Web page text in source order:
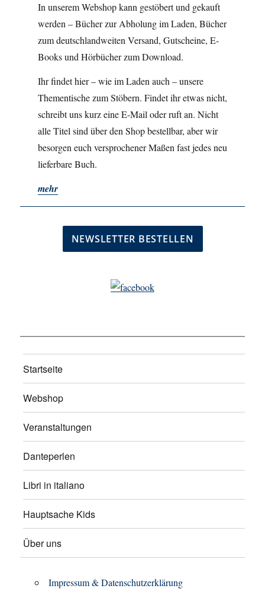
In unserem Webshop kann gestöbert und gekauft
werden – Bücher zur Abholung im Laden, Bücher
zum deutschlandweiten Versand, Gutscheine, E-
Books und Hörbücher zum Download.
Ihr findet hier – wie im Laden auch – unsere
Thementische zum Stöbern. Findet ihr etwas nicht,
schreibt uns kurz eine E-Mail oder ruft an. Nicht
alle Titel sind über den Shop bestellbar, aber wir
besorgen euch versprochener Maßen fast jedes neu
lieferbare Buch.
mehr
Startseite
Webshop
Veranstaltungen
Danteperlen
Libri in italiano
Hauptsache Kids
Über uns
Impressum & Datenschutzerklärung